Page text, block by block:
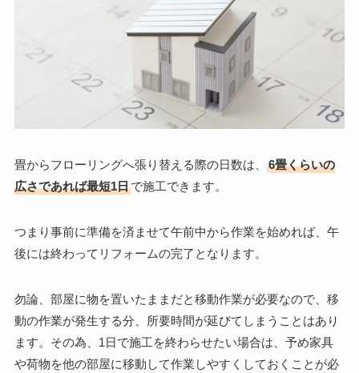
畳からフローリングへ張り替える際の日数は、
6畳くらいの
広さであれば最短1日で施工できます。
つまり事前に準備を済ませて午前中から作業を始めれば、午
後には終わってリフォームの完了となります。
勿論、部屋に物を置いたままだと移動作業が必要なので、移
動の作業が発生する分、所要時間が延びてしまうことはあり
ます。その為、1日で施工を終わらせたい場合は、予め家具
や荷物を他の部屋に移動して作業しやすくしておくことが必